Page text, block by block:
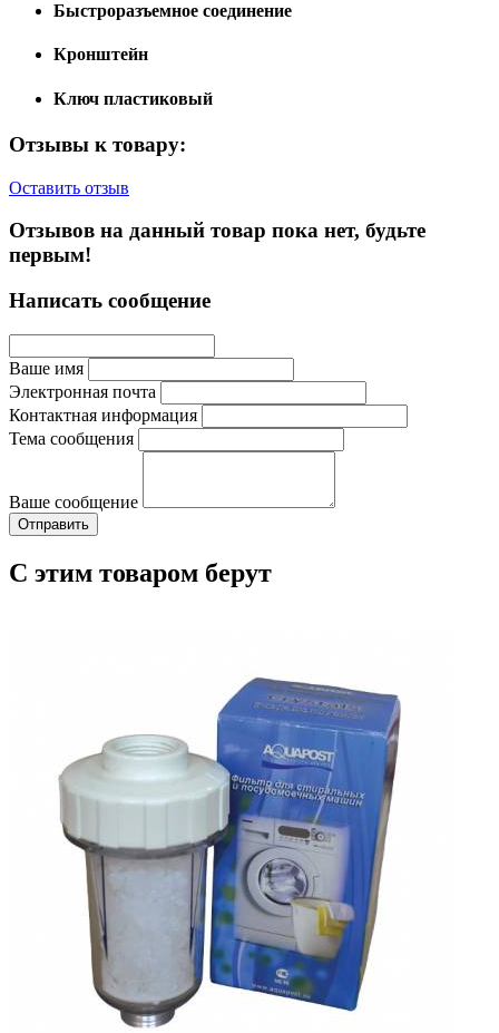
Быстроразъемное соединение
Кронштейн
Ключ пластиковый
Отзывы к товару:
Оставить отзыв
Отзывов на данный товар пока нет, будьте
первым!
Написать сообщение
Ваше имя
Электронная почта
Контактная информация
Тема сообщения
Ваше сообщение
С этим товаром берут